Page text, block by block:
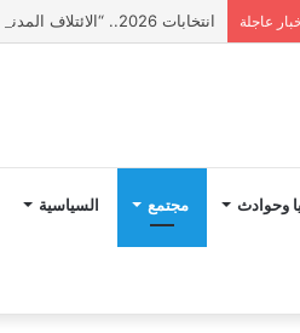
عاجلة انتخابات 2026.. “الائتلاف المدني من أجل الجبل” يرفع عشرة مطالب أمام الأحزاب لإنصاف المناطق الجبلية
وحوادث مجتمع السياسية